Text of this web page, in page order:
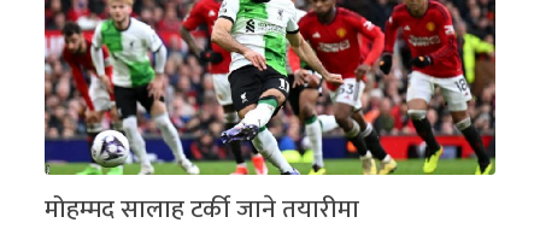
मोहम्मद सालाह टर्की जाने तयारीमा